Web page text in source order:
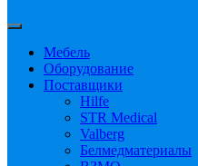
Мебель
Оборудование
Поставщики
Hilfe
STR Medical
Valberg
Белмедматериалы